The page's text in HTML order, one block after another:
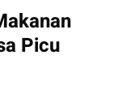
Picu